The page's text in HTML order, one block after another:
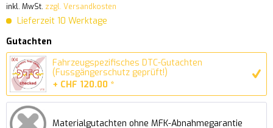
inkl. MwSt. zzgl. Versandkosten
Lieferzeit 10 Werktage
Gutachten
Fahrzeugspezifisches DTC-Gutachten
(Fussgängerschutz geprüft!)
+ CHF 120.00 *
Materialgutachten ohne MFK-Abnahmegarantie